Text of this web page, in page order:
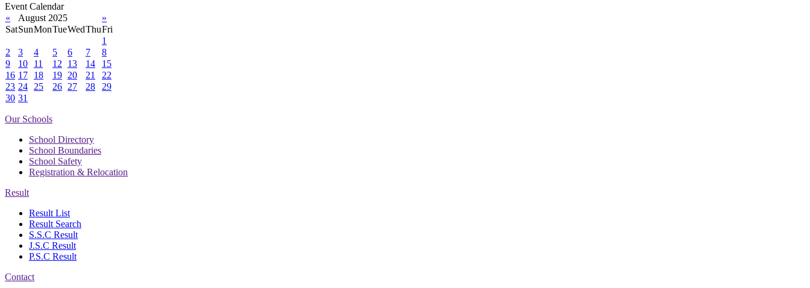
Event Calendar
«
August 2025
»
SatSunMonTueWedThuFri
1
2
3 4 5 6 7
8
9
10 11 12 13 14
15
16 17 18 19 20 21
22
23 24 25 26 27 28
29
30 31
Our Schools
School Directory
School Boundaries
School Safety
Registration & Relocation
Result
Result List
Result Search
S.S.C Result
J.S.C Result
P.S.C Result
Contact